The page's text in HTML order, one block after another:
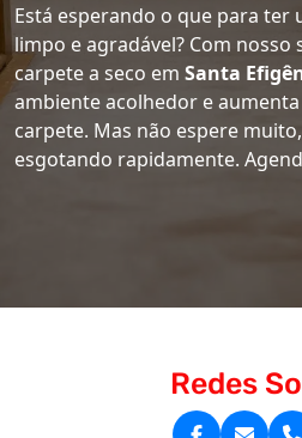
Está esperando o que para
limpo e agradável? Com nosso
carpete a seco em Santa
ambiente acolhedor e
carpete. Mas não espere
esgotando rapidamente.
Redes